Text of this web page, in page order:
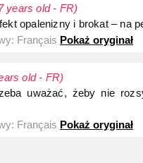
years old - FR)
opalenizny i brokat – na
Français Pokaż oryginał
old - FR)
uważać, żeby nie
Français Pokaż oryginał